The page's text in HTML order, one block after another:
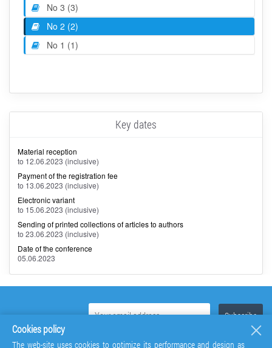
No 3 (3)
No 2 (2)
No 1 (1)
Key dates
Material reception
to 12.06.2023 (inclusive)
Payment of the registration fee
to 13.06.2023 (inclusive)
Electronic variant
to 15.06.2023 (inclusive)
Sending of printed collections of articles to authors
to 23.06.2023 (inclusive)
Date of the conference
05.06.2023
Cookies policy
The web-site uses cookies to optimize its performance and design as